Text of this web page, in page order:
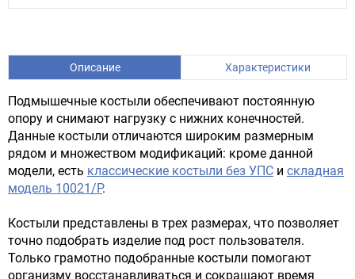
Описание Характеристики
Подмышечные костыли обеспечивают постоянную
опору и снимают нагрузку с нижних конечностей.
Данные костыли отличаются широким размерным
рядом и множеством модификаций: кроме данной
модели, есть классические костыли без УПС и складная
модель 10021/P.
Костыли представлены в трех размерах, что позволяет
точно подобрать изделие под рост пользователя.
Только грамотно подобранные костыли помогают
организму восстанавливаться и сокращают время